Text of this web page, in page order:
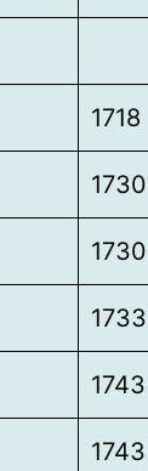
1718
1730
1730
1733
1743
1743